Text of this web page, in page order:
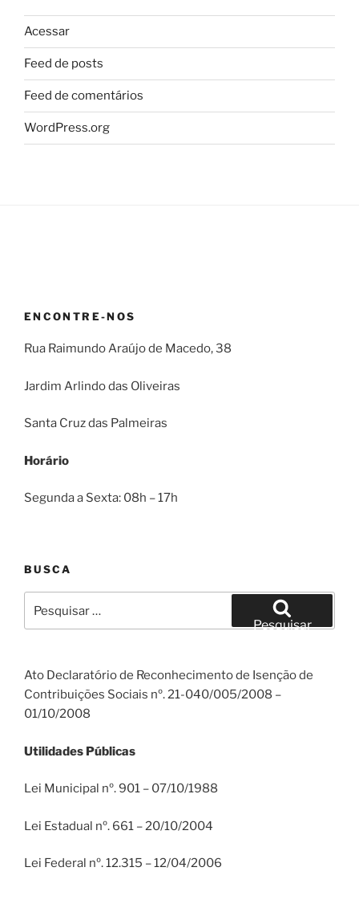
Acessar
Feed de posts
Feed de comentários
WordPress.org
ENCONTRE-NOS
Rua Raimundo Araújo de Macedo, 38
Jardim Arlindo das Oliveiras
Santa Cruz das Palmeiras
Horário
Segunda a Sexta: 08h – 17h
BUSCA
por:
Pesquisar
Ato Declaratório de Reconhecimento de Isenção de
Contribuições Sociais nº. 21-040/005/2008 –
01/10/2008
Utilidades Públicas
Lei Municipal nº. 901 – 07/10/1988
Lei Estadual nº. 661 – 20/10/2004
Lei Federal nº. 12.315 – 12/04/2006